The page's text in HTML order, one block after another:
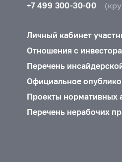
+7 499 300-30-00
Личный кабинет
Отношения с
Перечень
Официальное
Проекты нормативных
Перечень нерабочих